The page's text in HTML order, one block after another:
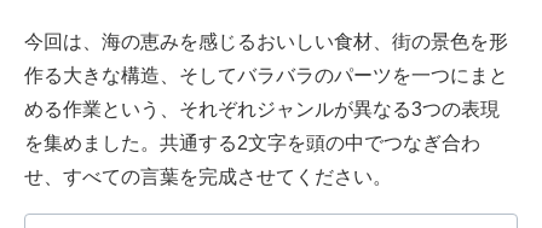
今回は、海の恵みを感じるおいしい食材、街の景色を形
作る大きな構造、そしてバラバラのパーツを一つにまと
める作業という、それぞれジャンルが異なる3つの表現
を集めました。共通する2文字を頭の中でつなぎ合わ
せ、すべての言葉を完成させてください。